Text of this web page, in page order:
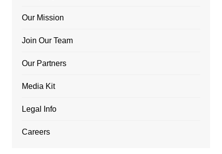
Our Mission
Join Our Team
Our Partners
Media Kit
Legal Info
Careers